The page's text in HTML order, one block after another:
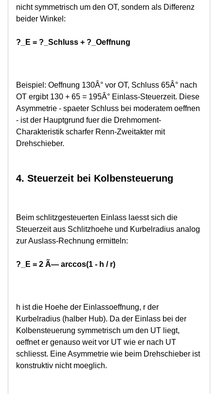
nicht symmetrisch um den OT, sondern als Differenz
beider Winkel:
?_E = ?_Schluss + ?_Oeffnung
Beispiel: Oeffnung 130Â° vor OT, Schluss 65Â° nach
OT ergibt 130 + 65 = 195Â° Einlass-Steuerzeit. Diese
Asymmetrie - spaeter Schluss bei moderatem oeffnen
- ist der Hauptgrund fuer die Drehmoment-
Charakteristik scharfer Renn-Zweitakter mit
Drehschieber.
4. Steuerzeit bei Kolbensteuerung
Beim schlitzgesteuerten Einlass laesst sich die
Steuerzeit aus Schlitzhoehe und Kurbelradius analog
zur Auslass-Rechnung ermitteln:
?_E = 2 Ã— arccos(1 - h / r)
h ist die Hoehe der Einlassoeffnung, r der
Kurbelradius (halber Hub). Da der Einlass bei der
Kolbensteuerung symmetrisch um den UT liegt,
oeffnet er genauso weit vor UT wie er nach UT
schliesst. Eine Asymmetrie wie beim Drehschieber ist
konstruktiv nicht moeglich.